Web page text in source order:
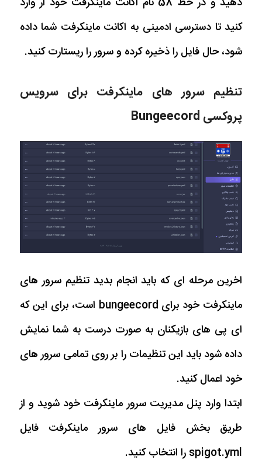
کنید تا دسترسی ادمینی به اکانت ماینکرفت شما داده
شود، حال فایل را ذخیره کرده و سرور را ریستارت کنید.
تنظیم سرور های ماینکرفت برای سرویس
پروکسی Bungeecord
اخرین مرحله ای که باید انجام بدید تنظیم سرور های
ماینکرفت خود برای bungeecord است، برای این که
ای پی های بازیکنان به صورت درست به شما نمایش
داده شود باید این تنظیمات را بر روی تمامی سرور های
خود اعمال کنید.
ابتدا وارد پنل مدیریت سرور ماینکرفت خود شوید و از
طریق بخش فایل های سرور ماینکرفت فایل
spigot.yml را انتخاب کنید.